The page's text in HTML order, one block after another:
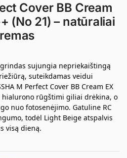
Cover BB Cream
(No 21) – natūraliai
sujungia nepriekaištingą
suteikdamas veidui
M Perfect Cover BB Cream EX
rūgštimi giliai drėkina, o
nuo fotosenėjimo. Gatuline RC
todėl Light Beige atspalvis
visą dieną.